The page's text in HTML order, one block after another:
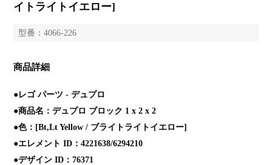
イトライトイエロー]
型番：4066-226
商品詳細
●レゴ パーツ - デュプロ
●商品名：デュプロ ブロック 1 x 2 x 2
●色：[Bt,Lt Yellow / ブライトライトイエロー]
●エレメント ID：4221638/6294210
●デザイン ID：76371